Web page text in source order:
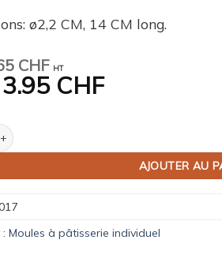
ø2,2 CM, 14 CM long.
CHF HT
CHF
à Cannoli
AJOUTER AU
Moules à pâtisserie individuel